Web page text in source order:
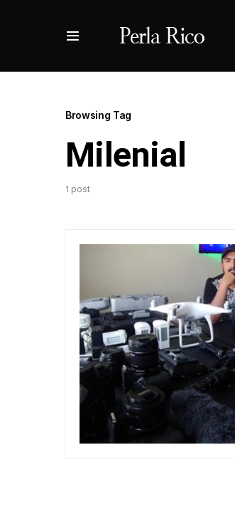
Browsing Tag
Milenial
1 post